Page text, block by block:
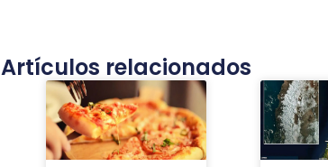
Artículos relacionados